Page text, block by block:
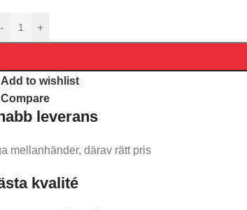
- +
Add to wishlist
Compare
leverans​
mellanhänder, därav rätt pris
kvalité